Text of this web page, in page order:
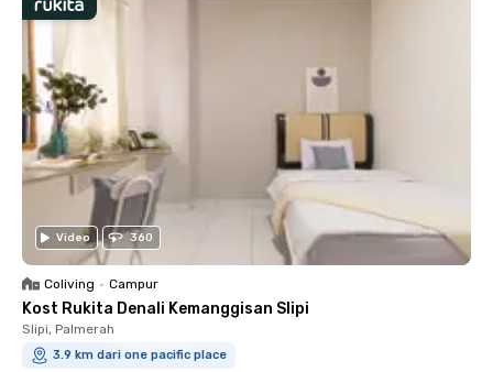
Video 360
Coliving • Campur
Kost Rukita Denali Kemanggisan Slipi
Slipi, Palmerah
3.9 km dari one pacific place